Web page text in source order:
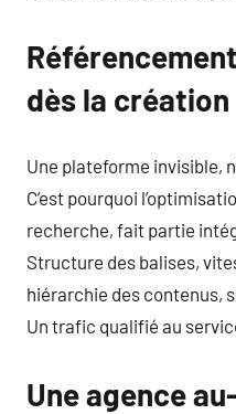
dès la création
Une plateforme invisible,
C’est pourquoi
recherche, fait partie
Structure des balises,
hiérarchie des contenus,
Un trafic qualifié au
Une agence